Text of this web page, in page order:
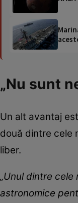
„Nu sunt
Un alt avantaj
două dintre cele
liber.
„Unul dintre
astronomice